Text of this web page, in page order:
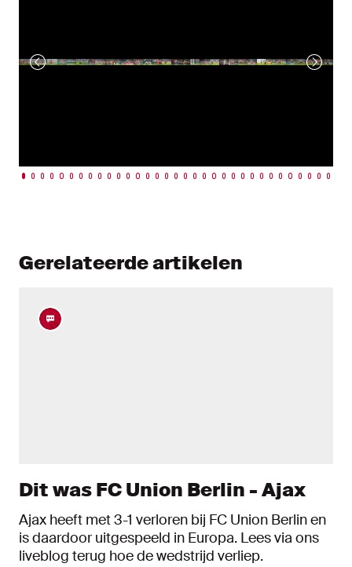
Gerelateerde artikelen
Dit was FC Union Berlin - Ajax
Ajax heeft met 3-1 verloren bij FC Union Berlin en
is daardoor uitgespeeld in Europa. Lees via ons
liveblog terug hoe de wedstrijd verliep.